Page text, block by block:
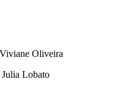
Oliveira
Lobato